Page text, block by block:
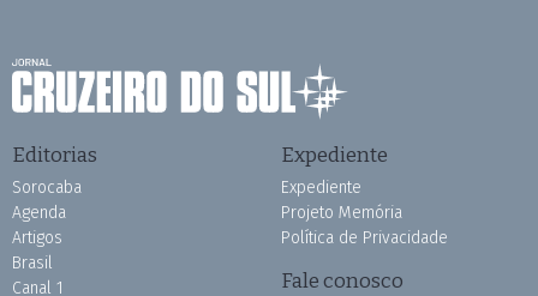
Editorias
Sorocaba
Agenda
Artigos
Brasil
Canal 1
Expediente
Expediente
Projeto Memória
Política de Privacidade
Fale conosco